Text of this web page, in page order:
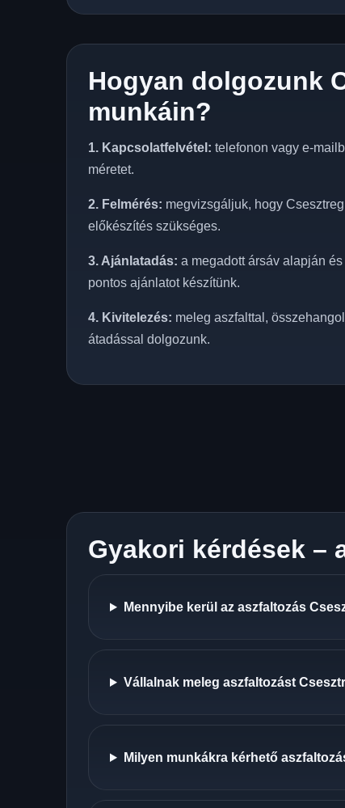
Hogyan dolgozunk
munkáin?
1. Kapcsolatfelvétel: telefonon vagy e-
méretet.
2. Felmérés: megvizsgáljuk, hogy
előkészítés szükséges.
3. Ajánlatadás: a megadott ársáv alapján
pontos ajánlatot készítünk.
4. Kivitelezés: meleg aszfalttal,
átadással dolgozunk.
Gyakori kérdések –
Mennyibe kerül az aszfaltozás
Vállalnak meleg aszfaltozást
Milyen munkákra kérhető